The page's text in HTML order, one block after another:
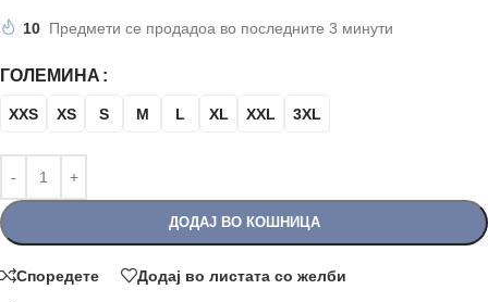
10 Предмети се продадоа во последните 3 минути
ГОЛЕМИНА
XXS XS S M L XL XXL 3XL
ДОДАЈ ВО КОШНИЦА
Споредете Додај во листата со желби